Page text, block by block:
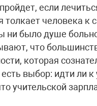
если
толкает человека к
ни было душе
что
которая
выбор: идти ли
учительской